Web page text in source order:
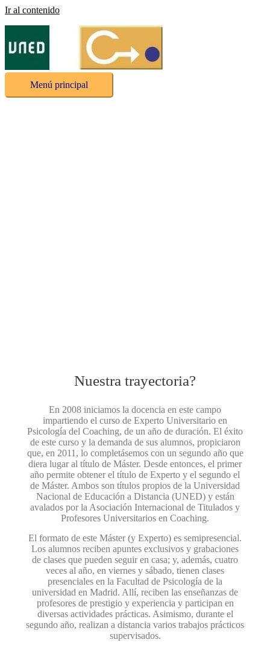
Ir al contenido
Menú principal
Nuestra trayectoria?
En 2008 iniciamos la docencia en este campo
impartiendo el curso de Experto Universitario en
Psicología del Coaching, de un año de duración. El éxito
de este curso y la demanda de sus alumnos, propiciaron
que, en 2011, lo completásemos con un segundo año que
diera lugar al título de Máster. Desde entonces, el primer
año permite obtener el título de Experto y el segundo el
de Máster. Ambos son títulos propios de la Universidad
Nacional de Educación a Distancia (UNED) y están
avalados por la Asociación Internacional de Titulados y
Profesores Universitarios en Coaching.
El formato de este Máster (y Experto) es semipresencial.
Los alumnos reciben apuntes exclusivos y grabaciones
de clases que pueden seguir en casa; y, además, cuatro
veces al año, en viernes y sábado, tienen clases
presenciales en la Facultad de Psicología de la
universidad en Madrid. Allí, reciben las enseñanzas de
profesores de prestigio y experiencia y participan en
diversas actividades prácticas. Asimismo, durante el
segundo año, realizan a distancia varios trabajos prácticos
supervisados.